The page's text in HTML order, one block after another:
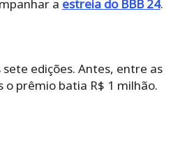
a estreia do BBB 24.
edições. Antes, entre as
o prêmio batia R$ 1 milhão.